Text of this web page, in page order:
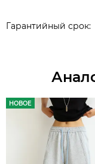
Гарантийный срок
НОВОЕ